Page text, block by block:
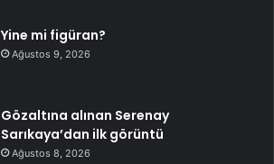
Yine mi figüran?
Ağustos 9, 2026
Gözaltına alınan Serenay
Sarıkaya’dan ilk görüntü
Ağustos 8, 2026